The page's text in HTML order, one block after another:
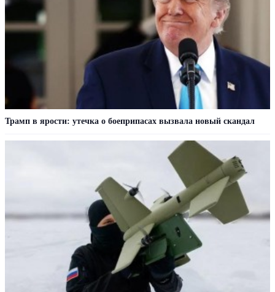
Трамп в ярости: утечка о боеприпасах вызвала новый скандал